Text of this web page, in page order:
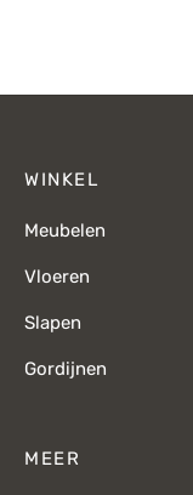
WINKEL
Meubelen
Vloeren
Slapen
Gordijnen
MEER